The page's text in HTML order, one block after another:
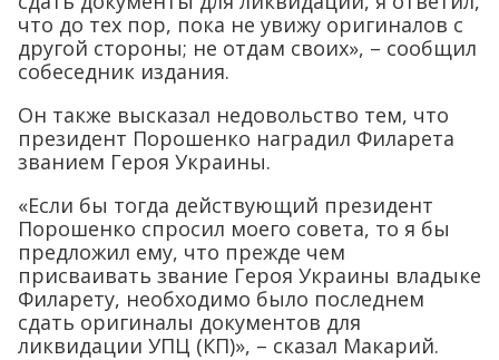
что до тех пор, пока не увижу оригиналов с
другой стороны; не отдам своих», – сообщил
собеседник издания.
Он также высказал недовольство тем, что
президент Порошенко наградил Филарета
званием Героя Украины.
«Если бы тогда действующий президент
Порошенко спросил моего совета, то я бы
предложил ему, что прежде чем
присваивать звание Героя Украины владыке
Филарету, необходимо было последнем
сдать оригиналы документов для
ликвидации УПЦ (КП)», – сказал Макарий.